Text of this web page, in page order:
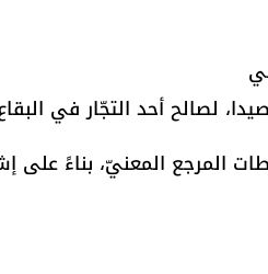
لصالح أحد التجّار في
المرجع المعنيّ، بناءً على